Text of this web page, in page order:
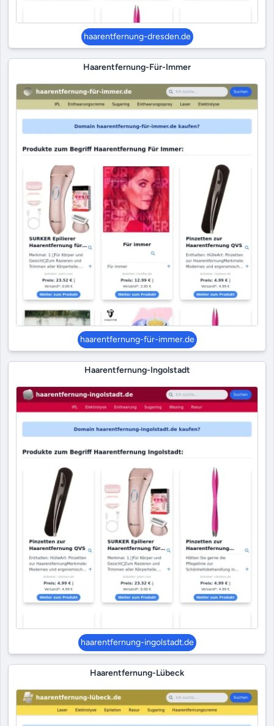
haarentfernung-dresden.de
Haarentfernung-Für-Immer
haarentfernung-für-immer.de
Haarentfernung-Ingolstadt
haarentfernung-ingolstadt.de
Haarentfernung-Lübeck